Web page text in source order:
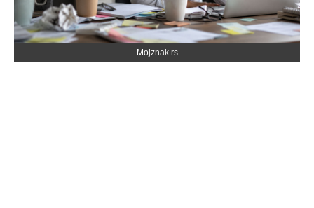
Mojznak.rs